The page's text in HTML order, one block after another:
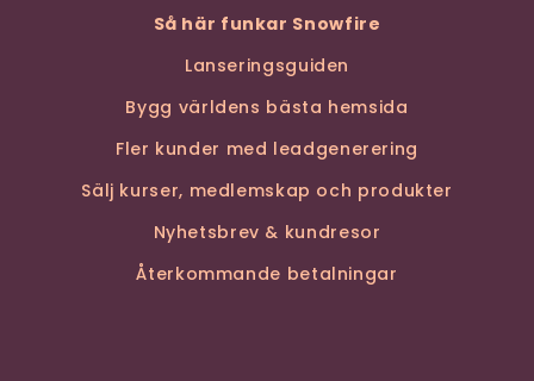
Så här funkar Snowfire
Lanseringsguiden
Bygg världens bästa hemsida
Fler kunder med leadgenerering
Sälj kurser, medlemskap och produkter
Nyhetsbrev & kundresor
Återkommande betalningar